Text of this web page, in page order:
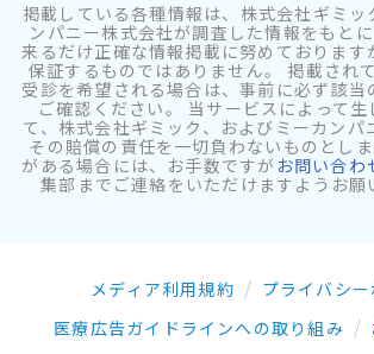
掲載している各種情報は、株式会社ギミッ
ンパニー株式会社が調査した情報をもと
来るだけ正確な情報掲載に努めております
保証するものではありません。 掲載され
受診を希望される場合は、事前に必ず該当
ご確認ください。 当サービスによって
て、株式会社ギミック、およびミーカンパ
その賠償の責任を一切負わないものとし
がある場合には、お手数ですが お問い合わ
集部までご連絡をいただけますようお願
メディア利用規約
プライバシ
医療広告ガイドラインへの取り組み